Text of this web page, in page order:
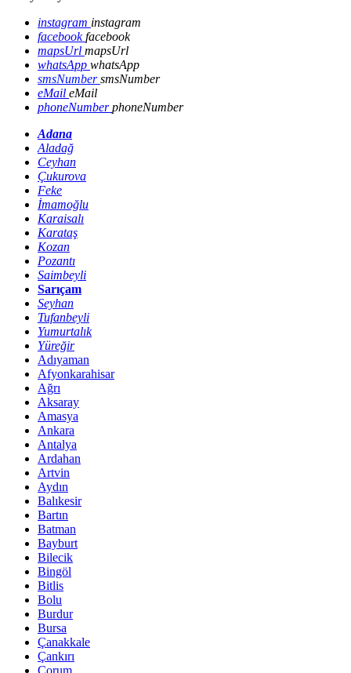
instagram instagram
facebookfacebook
mapsUrl mapsUrl
whatsApp whatsApp
smsNumbersmsNumber
eMail eMail
phoneNumberphoneNumber
Adana
Aladağ
Ceyhan
Çukurova
Feke
İmamoğlu
Karaisalı
Karataş
Kozan
Pozantı
Saimbeyli
Sarıçam
Seyhan
Tufanbeyli
Yumurtalık
Yüreğir
Adıyaman
Afyonkarahisar
Ağrı
Aksaray
Amasya
Ankara
Antalya
Ardahan
Artvin
Aydın
Balıkesir
Bartın
Batman
Bayburt
Bilecik
Bingöl
Bitlis
Bolu
Burdur
Bursa
Çanakkale
Çankırı
Çorum